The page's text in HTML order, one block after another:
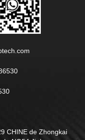
CHINE de Zhongkai